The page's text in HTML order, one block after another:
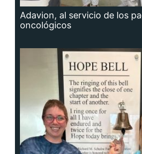
Adavion, al servicio de los
oncológicos